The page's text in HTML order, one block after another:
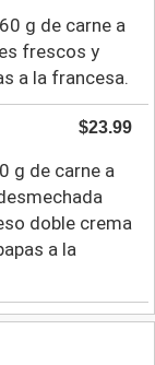
g de carne a
frescos y
a la francesa.
$23.99
g de carne a
doble crema
a la